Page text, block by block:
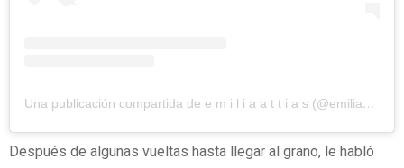
Una publicación compartida de e m i l i a a t t i a s (@emilia_att)
Después de algunas vueltas hasta llegar al grano, le habló